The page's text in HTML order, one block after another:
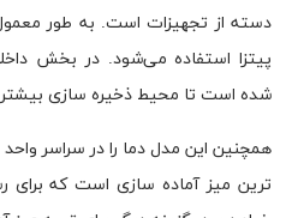
دسته از تجهیزات است. به طور
پیتزا استفاده می‌شود. در بخش
شده است تا محیط ذخیره سازی
همچنین این مدل دما را در سراسر
ترین میز آماده سازی است که برای